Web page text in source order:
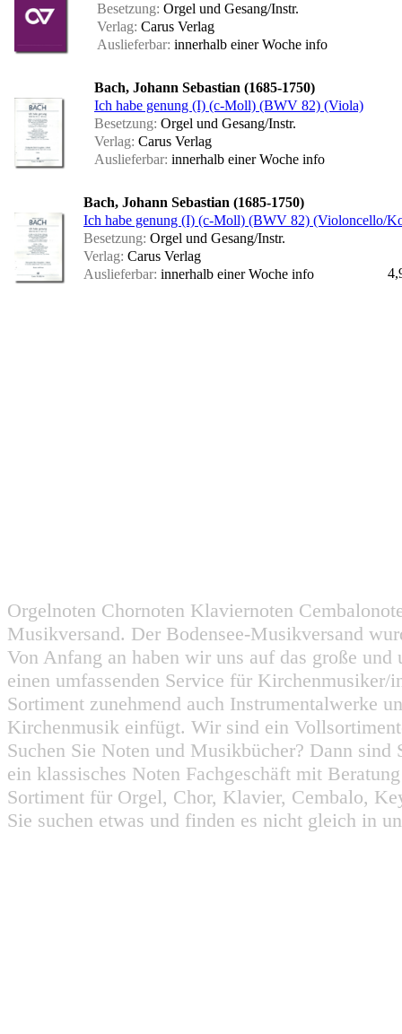
Besetzung: Orgel und Gesang/Instr.
Verlag: Carus Verlag
Auslieferbar: innerhalb einer Woche info
Bach, Johann Sebastian (1685-1750)
Ich habe genung (I) (c-Moll) (BWV 82) (Viola)
Besetzung: Orgel und Gesang/Instr.
Verlag: Carus Verlag
Auslieferbar: innerhalb einer Woche info
Bach, Johann Sebastian (1685-1750)
Ich habe genung (I) (c-Moll) (BWV 82) (Violoncello/
Besetzung: Orgel und Gesang/Instr.
Verlag: Carus Verlag
Auslieferbar: innerhalb einer Woche info
Orgelnoten Chornoten Klaviernoten
Musikversand. Der Bodensee-Musikversand
Von Anfang an haben wir uns auf das große
einen umfassenden Service für
Sortiment zunehmend auch Instrumentalwerke
Kirchenmusik einfügt. Wir sind ein
Suchen Sie Noten und Musikbücher? Dann
ein klassisches Noten Fachgeschäft mit
Sortiment für Orgel, Chor, Klavier, Cembalo,
Sie suchen etwas und finden es nicht gleich in